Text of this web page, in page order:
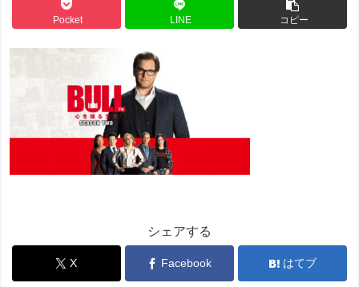
Pocket LINE コピー
シェアする
X Facebook はてブ